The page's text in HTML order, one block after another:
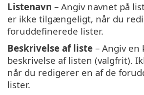
Listenavn – Angiv navnet på
er ikke tilgængeligt, når du
foruddefinerede lister.
Beskrivelse af liste – Angiv en
beskrivelse af listen (valgfrit).
når du redigerer en af de
lister.